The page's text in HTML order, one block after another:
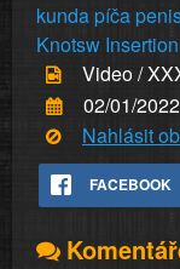
kundapíča
Knotsw Insertion
Video /
02/01/2022
Nahlásit
FACEBOOK